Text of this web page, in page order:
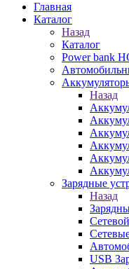
Главная
Каталог
Назад
Каталог
Power bank
Назад
Зарядные
Назад
USB